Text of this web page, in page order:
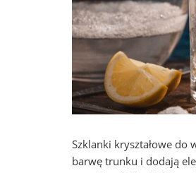
Szklanki kryształowe do
barwę trunku i dodają